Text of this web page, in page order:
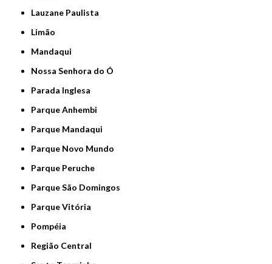
Lauzane Paulista
Limão
Mandaqui
Nossa Senhora do Ó
Parada Inglesa
Parque Anhembi
Parque Mandaqui
Parque Novo Mundo
Parque Peruche
Parque São Domingos
Parque Vitória
Pompéia
Região Central